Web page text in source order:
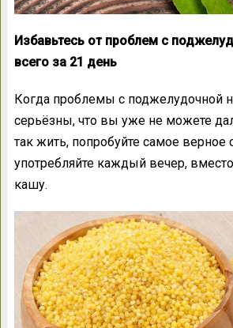
Избавьтесь от проблем с
всего за 21 день
Когда проблемы с поджелудочной
серьёзны, что вы уже не можете
так жить, попробуйте самое верное
употребляйте каждый вечер,
кашу.